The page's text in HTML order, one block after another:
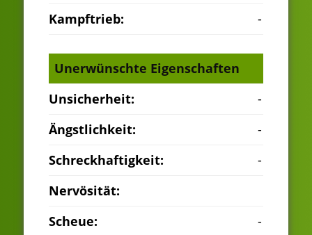
Kampftrieb:
-
Unerwünschte Eigenschaften
Unsicherheit:
-
Ängstlichkeit:
-
Schreckhaftigkeit:
-
Nervösität:
Scheue:
-